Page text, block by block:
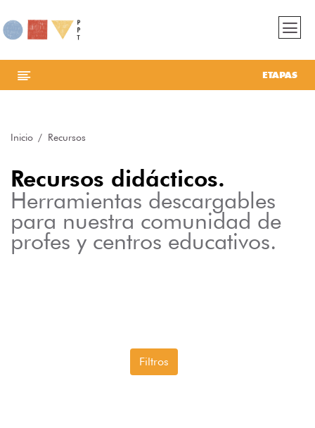
ETAPAS
Inicio Recursos
Recursos didácticos.
Herramientas descargables
para nuestra comunidad de
profes y centros educativos.
Filtros